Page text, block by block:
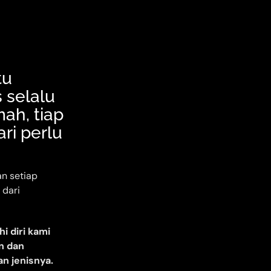
selalu
tiap
perlu
setiap
dari
diri kami
dan
jenisnya.